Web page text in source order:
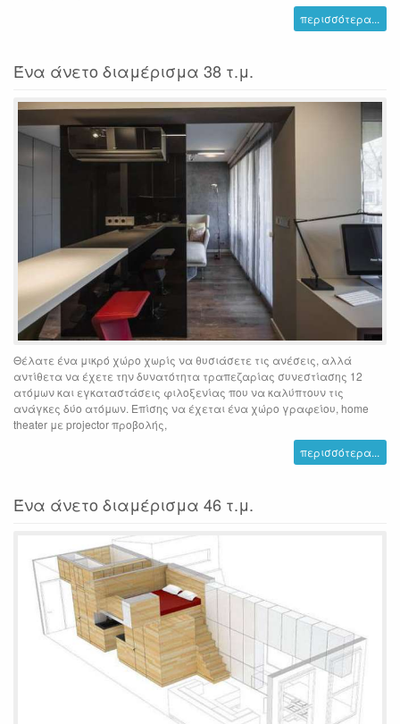
περισσότερα...
Ένα άνετο διαμέρισμα 38 τ.μ.
Θέλατε ένα μικρό χώρο χωρίς να θυσιάσετε τις ανέσεις, αλλά
αντίθετα να έχετε την δυνατότητα τραπεζαρίας συνεστίασης 12
ατόμων και εγκαταστάσεις φιλοξενίας που να καλύπτουν τις
ανάγκες δύο ατόμων. Επίσης να έχεται ένα χώρο γραφείου, home
theater με projector προβολής,
περισσότερα...
Ένα άνετο διαμέρισμα 46 τ.μ.